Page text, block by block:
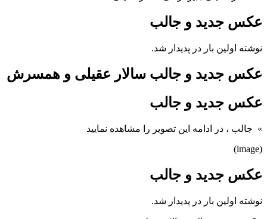
عکس جدید و جالب
نوشته اولین بار در پدیدار شد.
عکس جدید و جالب سالار عقیلی و همسرش
عکس جدید و جالب
» جالب ، در ادامه این تصویر را مشاهده نمایید
(image)
عکس جدید و جالب
نوشته اولین بار در پدیدار شد.